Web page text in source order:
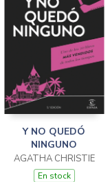
Y NO QUEDÓ
NINGUNO
AGATHA CHRISTIE
En stock